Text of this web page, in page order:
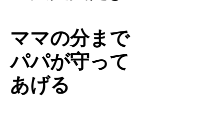
ママの分まで
パパが守って
あげる